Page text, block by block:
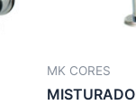
MK CORES